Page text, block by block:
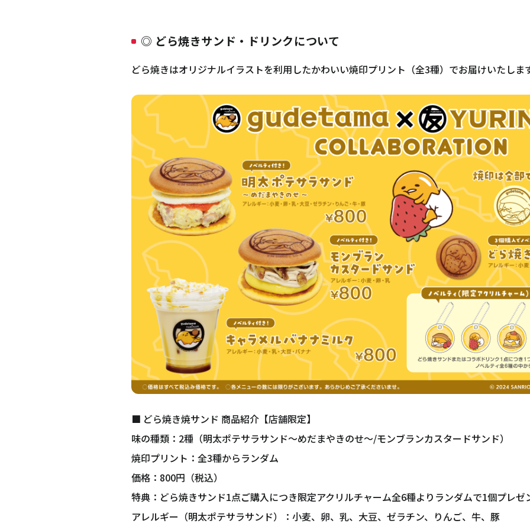
◎ どら焼きサンド・ドリンクについて
どら焼きはオリジナルイラストを利用したかわいい焼印プリント（全3種）でお届けいたしま
■ どら焼き焼サンド 商品紹介【店舗限定】
味の種類：2種（明太ポテサラサンド〜めだまやきのせ〜/モンブランカスタードサンド）
焼印プリント：全3種からランダム
価格：800円（税込）
特典：どら焼きサンド1点ご購入につき限定アクリルチャーム全6種よりランダムで1個プレゼ
アレルギー（明太ポテサラサンド）：小麦、卵、乳、大豆、ゼラチン、りんご、牛、豚